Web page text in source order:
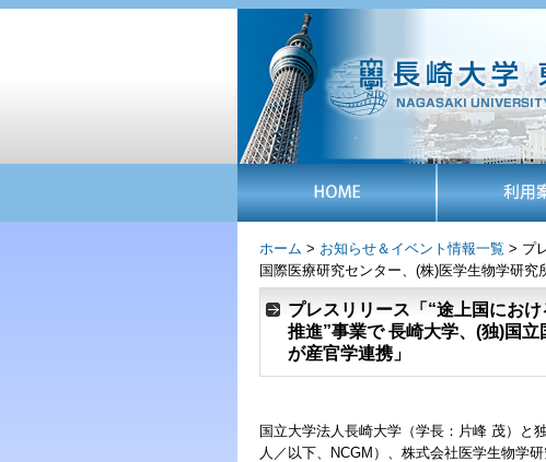
ホーム > お知らせ＆イベント情報一覧 > プ
国際医療研究センター、(株)医学生物学研究
プレスリリース「“途上国にお
推進”事業で 長崎大学、(独)国
が産官学連携」
国立大学法人長崎大学（学長：片峰 茂）と
人／以下、NCGM）、株式会社医学生物学